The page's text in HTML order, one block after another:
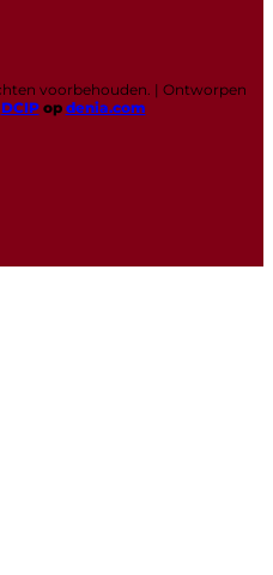
voorbehouden. | Ontworpen
DCIPop denia.com